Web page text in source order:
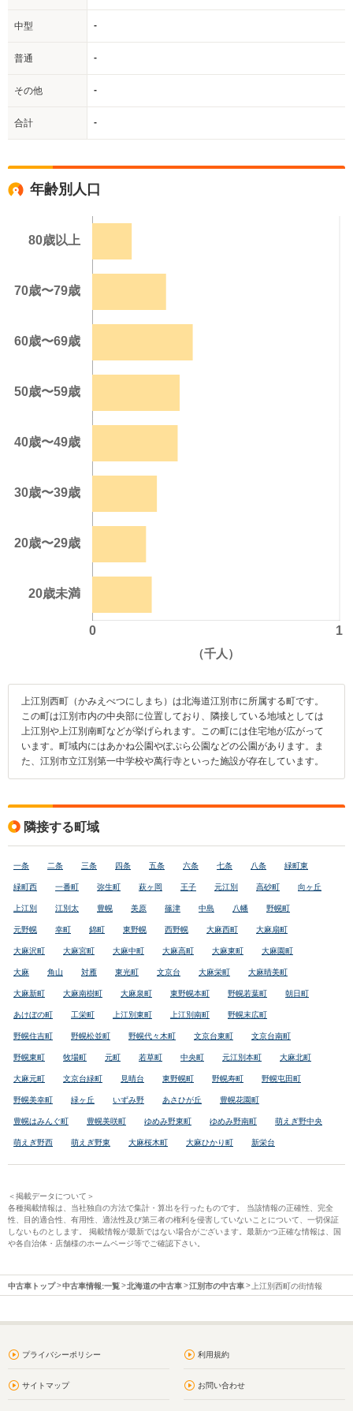
中型 -
普通 -
その他 -
合計 -
年齢別人口
上江別西町（かみえべつにしまち）は北海道江別市に所属する町です。
この町は江別市内の中央部に位置しており、隣接している地域としては
上江別や上江別南町などが挙げられます。この町には住宅地が広がって
います。町域内にはあかね公園やぽぷら公園などの公園があります。ま
た、江別市立江別第一中学校や萬行寺といった施設が存在しています。
隣接する町域
一条 二条 三条 四条 五条 六条 七条 八条 緑町東
緑町西 一番町 弥生町 萩ヶ岡 王子 元江別 高砂町 向ヶ丘
上江別 江別太 豊幌 美原 篠津 中島 八幡 野幌町
元野幌 幸町 錦町 東野幌 西野幌 大麻西町 大麻扇町
大麻沢町 大麻宮町 大麻中町 大麻高町 大麻東町 大麻園町
大麻 角山 対雁 東光町 文京台 大麻栄町 大麻晴美町
大麻新町 大麻南樹町 大麻泉町 東野幌本町 野幌若葉町 朝日町
あけぼの町 工栄町 上江別東町 上江別南町 野幌末広町
野幌住吉町 野幌松並町 野幌代々木町 文京台東町 文京台南町
野幌東町 牧場町 元町 若草町 中央町 元江別本町 大麻北町
大麻元町 文京台緑町 見晴台 東野幌町 野幌寿町 野幌屯田町
野幌美幸町 緑ヶ丘 いずみ野 あさひが丘 豊幌花園町
豊幌はみんぐ町 豊幌美咲町 ゆめみ野東町 ゆめみ野南町 萌えぎ野中央
萌えぎ野西 萌えぎ野東 大麻桜木町 大麻ひかり町 新栄台
＜掲載データについて＞
各種掲載情報は、当社独自の方法で集計・算出を行ったものです。 当該情報の正確性、完全
性、目的適合性、有用性、適法性及び第三者の権利を侵害していないことについて、一切保証
しないものとします。 掲載情報が最新ではない場合がございます。最新かつ正確な情報は、国
や各自治体・店舗様のホームページ等でご確認下さい。
中古車トップ 中古車情報:一覧 北海道の中古車 江別市の中古車 上江別西町の街情報
プライバシーポリシー 利用規約
サイトマップ お問い合わせ